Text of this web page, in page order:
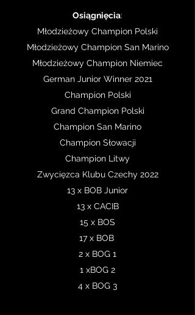
Osiągnięcia:
Młodzieżowy Champion Polski
Młodzieżowy Champion San Marino
Młodzieżowy Champion Niemiec
German Junior Winner 2021
Champion Polski
Grand Champion Polski
Champion San Marino
Champion Słowacji
Champion Litwy
Zwycięzca Klubu Czechy 2022
13 x BOB Junior
13 x CACIB
15 x BOS
17 x BOB
2 x BOG 1
1 xBOG 2
4 x BOG 3